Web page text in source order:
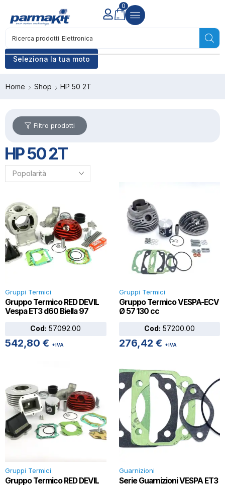
Seleziona la tua moto
Ricerca prodotti Accensione
0
Home Shop HP 50 2T
Filtro prodotti
HP 50 2T
Gruppi Termici
Gruppo Termico RED DEVIL
Vespa ET3 d60 Biella 97
Cod: 57092.00
542,80 € +IVA
Gruppi Termici
Gruppo Termico VESPA-ECV
Ø 57 130 cc
Cod: 57200.00
276,42 € +IVA
Gruppi Termici
Gruppo Termico RED DEVIL
Guarnizioni
Serie Guarnizioni VESPA ET3